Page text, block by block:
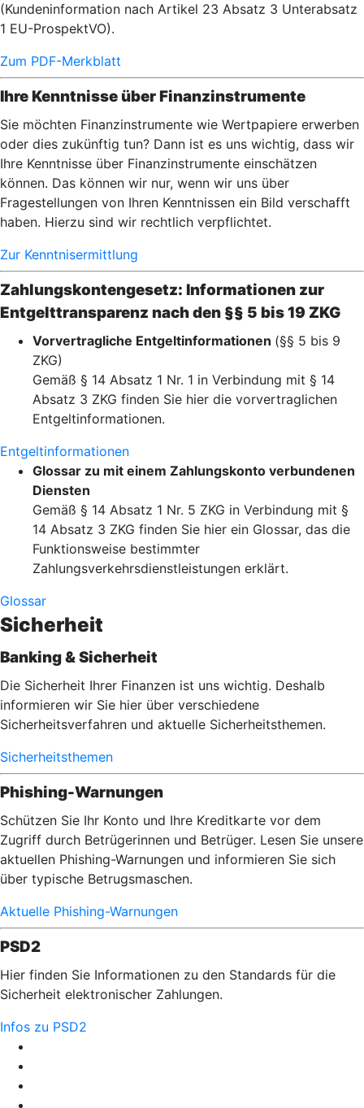
(Kundeninformation nach Artikel 23 Absatz 3 Unterabsatz
1 EU-ProspektVO).
Zum PDF-Merkblatt
Ihre Kenntnisse über Finanzinstrumente
Sie möchten Finanzinstrumente wie Wertpapiere erwerben
oder dies zukünftig tun? Dann ist es uns wichtig, dass wir
Ihre Kenntnisse über Finanzinstrumente einschätzen
können. Das können wir nur, wenn wir uns über
Fragestellungen von Ihren Kenntnissen ein Bild verschafft
haben. Hierzu sind wir rechtlich verpflichtet.
Zur Kenntnisermittlung
Zahlungskontengesetz: Informationen zur
Entgelttransparenz nach den §§ 5 bis 19 ZKG
Vorvertragliche Entgeltinformationen (§§ 5 bis 9
ZKG)
Gemäß § 14 Absatz 1 Nr. 1 in Verbindung mit § 14
Absatz 3 ZKG finden Sie hier die vorvertraglichen
Entgeltinformationen.
Entgeltinformationen
Glossar zu mit einem Zahlungskonto verbundenen
Diensten
Gemäß § 14 Absatz 1 Nr. 5 ZKG in Verbindung mit §
14 Absatz 3 ZKG finden Sie hier ein Glossar, das die
Funktionsweise bestimmter
Zahlungsverkehrsdienstleistungen erklärt.
Glossar
Sicherheit
Banking & Sicherheit
Die Sicherheit Ihrer Finanzen ist uns wichtig. Deshalb
informieren wir Sie hier über verschiedene
Sicherheitsverfahren und aktuelle Sicherheitsthemen.
Sicherheitsthemen
Phishing-Warnungen
Schützen Sie Ihr Konto und Ihre Kreditkarte vor dem
Zugriff durch Betrügerinnen und Betrüger. Lesen Sie unsere
aktuellen Phishing-Warnungen und informieren Sie sich
über typische Betrugsmaschen.
Aktuelle Phishing-Warnungen
PSD2
Hier finden Sie Informationen zu den Standards für die
Sicherheit elektronischer Zahlungen.
Infos zu PSD2